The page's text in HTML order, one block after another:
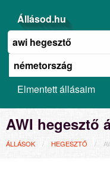
Állásod.hu
Elmentett állásaim
AWI hegesztő
ÁLLÁSOK HEGESZTŐ